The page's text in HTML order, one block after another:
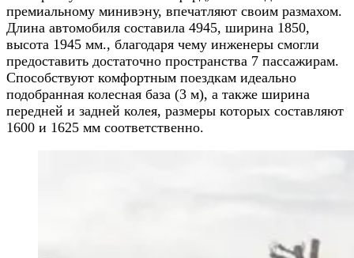
премиальному минивэну, впечатляют своим размахом.
Длина автомобиля составила 4945, ширина 1850,
высота 1945 мм., благодаря чему инженеры смогли
предоставить достаточно пространства 7 пассажирам.
Способствуют комфортным поездкам идеально
подобранная колесная база (3 м), а также ширина
передней и задней колея, размеры которых составляют
1600 и 1625 мм соответственно.